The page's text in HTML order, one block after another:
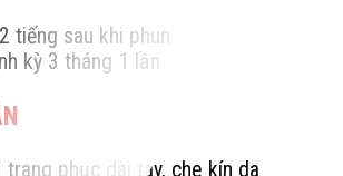
tiếng sau khi phun
kỳ 3 tháng 1 lần
trang phục dài tay, che kín da